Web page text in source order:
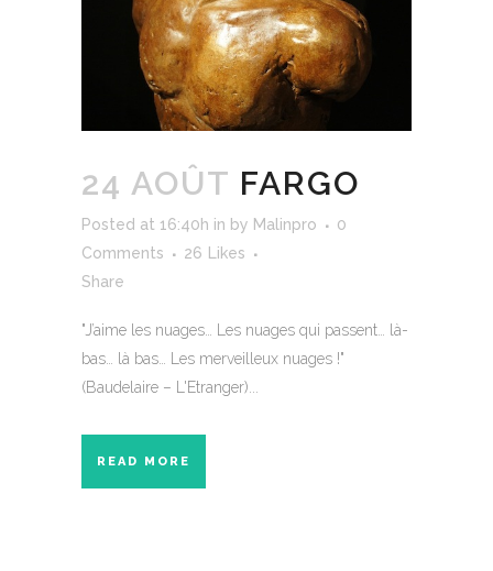
24 AOÛT FARGO
Posted at 16:40h in by Malinpro
0
Comments
26
Likes
Share
"J’aime les nuages… Les nuages qui passent… là-
bas… là bas… Les merveilleux nuages !"
(Baudelaire – L'Etranger)...
READ MORE